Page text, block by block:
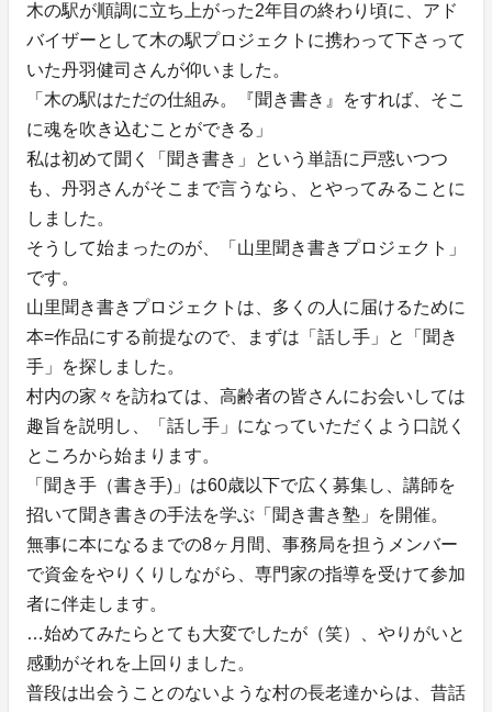
木の駅が順調に立ち上がった2年目の終わり頃に、アド
バイザーとして木の駅プロジェクトに携わって下さって
いた丹羽健司さんが仰いました。
「木の駅はただの仕組み。『聞き書き』をすれば、そこ
に魂を吹き込むことができる」
私は初めて聞く「聞き書き」という単語に戸惑いつつ
も、丹羽さんがそこまで言うなら、とやってみることに
しました。
そうして始まったのが、「山里聞き書きプロジェクト」
です。
山里聞き書きプロジェクトは、多くの人に届けるために
本=作品にする前提なので、まずは「話し手」と「聞き
手」を探しました。
村内の家々を訪ねては、高齢者の皆さんにお会いしては
趣旨を説明し、「話し手」になっていただくよう口説く
ところから始まります。
「聞き手（書き手)」は60歳以下で広く募集し、講師を
招いて聞き書きの手法を学ぶ「聞き書き塾」を開催。
無事に本になるまでの8ヶ月間、事務局を担うメンバー
で資金をやりくりしながら、専門家の指導を受けて参加
者に伴走します。
…始めてみたらとても大変でしたが（笑）、やりがいと
感動がそれを上回りました。
普段は出会うことのないような村の長老達からは、昔話